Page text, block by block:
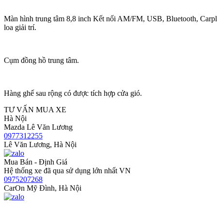
Màn hình trung tâm 8,8 inch Kết nối AM/FM, USB, Bluetooth,
loa giải trí.
Cụm đồng hồ trung tâm.
Hàng ghế sau rộng có được tích hợp cửa gió.
TƯ VẤN MUA XE
Hà Nội
Mazda Lê Văn Lương
0977312255
Lê Văn Lương, Hà Nội
Mua Bán - Định Giá
Hệ thống xe đã qua sử dụng lớn nhất VN
0975207268
CarOn Mỹ Đình, Hà Nội